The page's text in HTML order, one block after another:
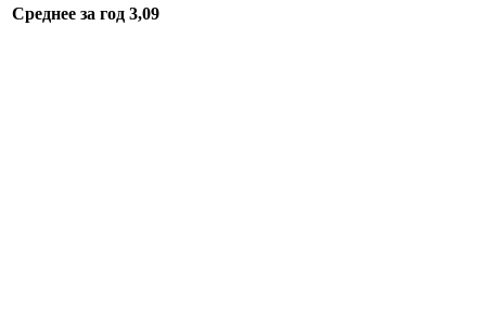
Среднее за год 3,09